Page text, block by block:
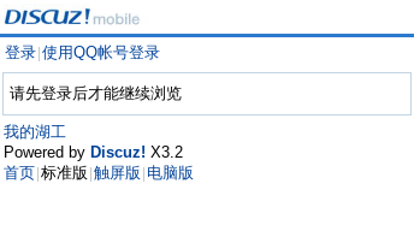
登录 使用QQ帐号登录
请先登录后才能继续浏览
我的湖工
Powered by Discuz! X3.2
首页 标准版 触屏版 电脑版